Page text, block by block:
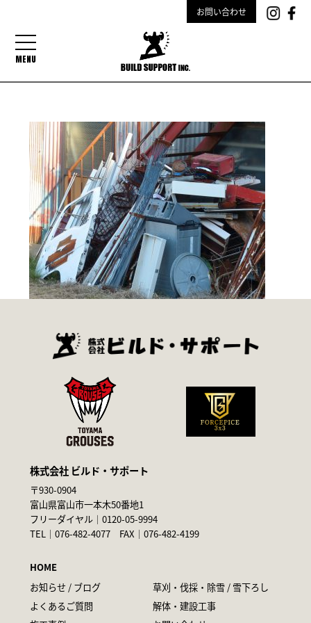
お問い合わせ
MENU
株式会社 ビルド・サポート
〒930-0904
富山県富山市一本木50番地1
フリーダイヤル｜0120-05-9994
TEL｜076-482-4077 FAX｜076-482-4199
HOME
お知らせ / ブログ
草刈・伐採・除雪 / 雪下ろし
よくあるご質問
解体・建設工事